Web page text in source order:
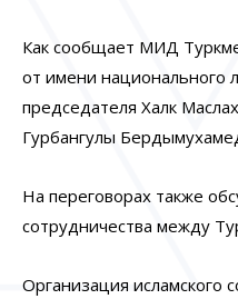
Как сообщает МИД
от имени национального
председателя Халк
Гурбангулы
На переговорах также
сотрудничества между
Организация исламского